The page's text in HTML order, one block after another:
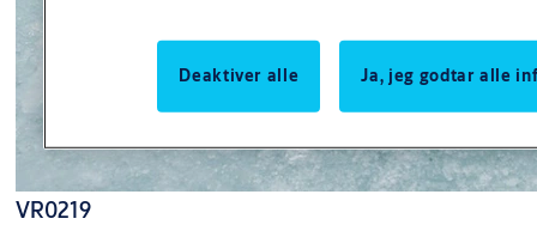
VR0219
Deaktiver alle Ja, jeg godtar alle